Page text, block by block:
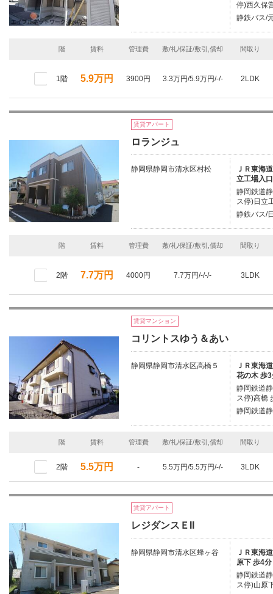
停)西久保
静鉄バス/
階 賃料 管理費 敷/礼/保証/敷引,償却 間取り
1階 5.9万円 3900円 3.3万円/5.9万円/-/- 2LDK
賃貸アパート
ロランジュ
静岡県静岡市清水区村松
ＪＲ東海
立工場入
静岡鉄道
ス停)日立
静鉄バス/
階 賃料 管理費 敷/礼/保証/敷引,償却 間取り
2階 7.7万円 4000円 7.7万円/-/-/- 3LDK
賃貸マンション
コリントスゆう＆あい
静岡県静岡市清水区高橋５
ＪＲ東海
花の木 歩
静岡鉄道
ス停)高橋
静岡鉄道
階 賃料 管理費 敷/礼/保証/敷引,償却 間取り
2階 5.5万円 - 5.5万円/5.5万円/-/- 3LDK
賃貸アパート
レジダンスＥII
静岡県静岡市清水区蜂ヶ谷
ＪＲ東海
原下 歩4分
静岡鉄道
ス停)山原